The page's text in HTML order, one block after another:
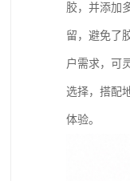
胶，并添加
留，避免了
户需求，可
选择，搭配
体验。